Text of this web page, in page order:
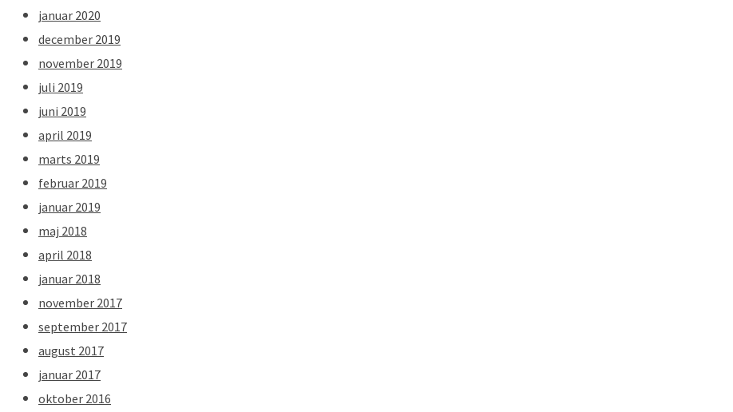
januar 2020
december 2019
november 2019
juli 2019
juni 2019
april 2019
marts 2019
februar 2019
januar 2019
maj 2018
april 2018
januar 2018
november 2017
september 2017
august 2017
januar 2017
oktober 2016